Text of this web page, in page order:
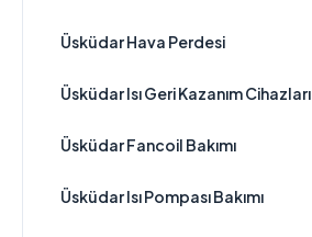
Üsküdar Hava Perdesi
Üsküdar Isı Geri Kazanım Cihazları
Üsküdar Fancoil Bakımı
Üsküdar Isı Pompası Bakımı